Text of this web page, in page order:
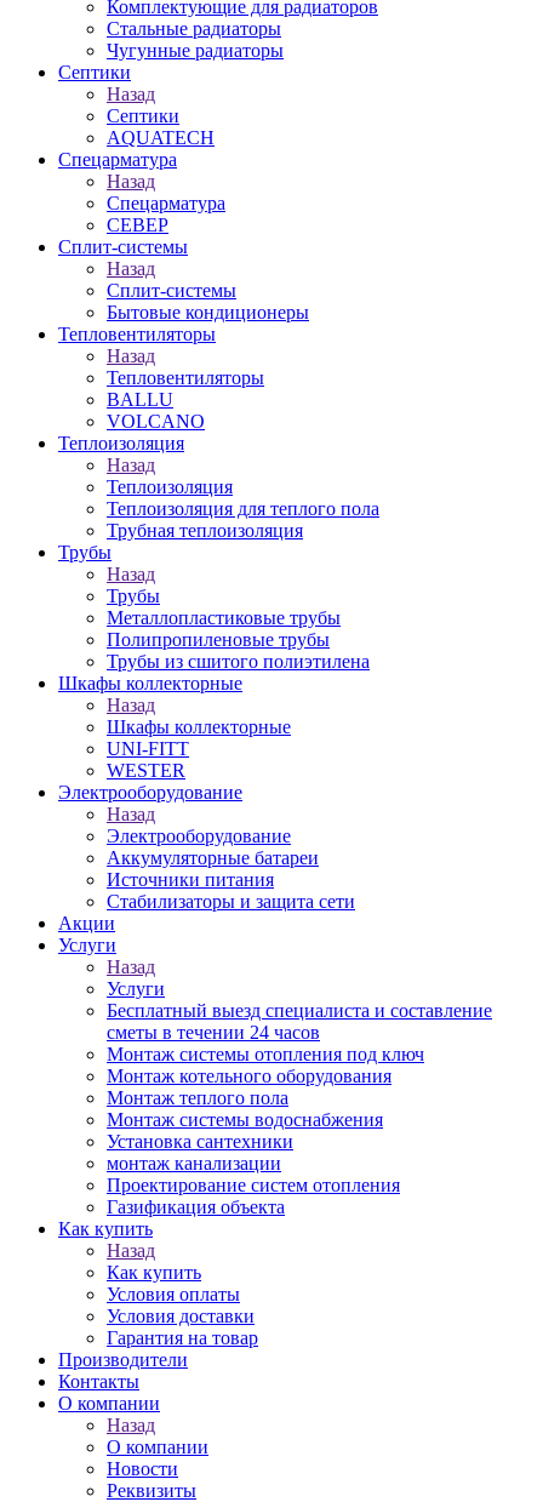
Комплектующие для радиаторов
Стальные радиаторы
Чугунные радиаторы
Септики
Назад
Септики
AQUATECH
Спецарматура
Назад
Спецарматура
СЕВЕР
Сплит-системы
Назад
Сплит-системы
Бытовые кондиционеры
Тепловентиляторы
Назад
Тепловентиляторы
BALLU
VOLCANO
Теплоизоляция
Назад
Теплоизоляция
Теплоизоляция для теплого пола
Трубная теплоизоляция
Трубы
Назад
Трубы
Металлопластиковые трубы
Полипропиленовые трубы
Трубы из сшитого полиэтилена
Шкафы коллекторные
Назад
Шкафы коллекторные
UNI-FITT
WESTER
Электрооборудование
Назад
Электрооборудование
Аккумуляторные батареи
Источники питания
Стабилизаторы и защита сети
Акции
Услуги
Назад
Услуги
Бесплатный выезд специалиста и составление
сметы в течении 24 часов
Монтаж системы отопления под ключ
Монтаж котельного оборудования
Монтаж теплого пола
Монтаж системы водоснабжения
Установка сантехники
монтаж канализации
Проектирование систем отопления
Газификация объекта
Как купить
Назад
Как купить
Условия оплаты
Условия доставки
Гарантия на товар
Производители
Контакты
О компании
Назад
О компании
Новости
Реквизиты